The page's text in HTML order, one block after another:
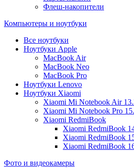
Флеш-накопители
Компьютеры и ноутбуки
Все ноутбуки
Ноутбуки Apple
MacBook Air
MacBook Neo
MacBook Pro
Ноутбуки Lenovo
Ноутбуки Xiaomi
Xiaomi Mi Notebook Air
Xiaomi Mi Notebook Pro
Xiaomi RedmiBook
Xiaomi RedmiBook
Xiaomi RedmiBook
Xiaomi RedmiBook
Фото и видеокамеры